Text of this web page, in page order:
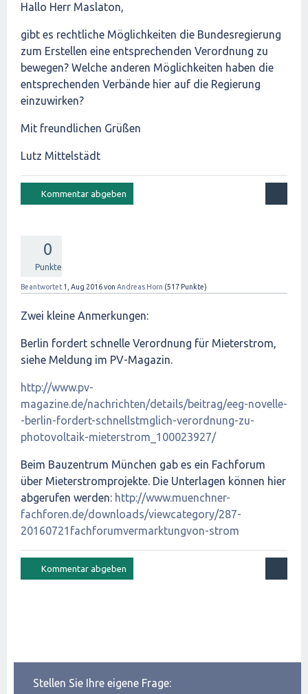
Hallo Herr Maslaton,
gibt es rechtliche Möglichkeiten die Bundesregierung
zum Erstellen eine entsprechenden Verordnung zu
bewegen? Welche anderen Möglichkeiten haben die
entsprechenden Verbände hier auf die Regierung
einzuwirken?
Mit freundlichen Grüßen
Lutz Mittelstädt
0
Punkte
Beantwortet 1, Aug 2016von Andreas Horn (517 Punkte)
Zwei kleine Anmerkungen:
Berlin fordert schnelle Verordnung für Mieterstrom,
siehe Meldung im PV-Magazin.
http://www.pv-
magazine.de/nachrichten/details/beitrag/eeg-novelle-
-berlin-fordert-schnellstmglich-verordnung-zu-
photovoltaik-mieterstrom_100023927/
Beim Bauzentrum München gab es ein Fachforum
über Mieterstromprojekte. Die Unterlagen können hier
abgerufen werden: http://www.muenchner-
fachforen.de/downloads/viewcategory/287-
20160721fachforumvermarktungvon-strom
Stellen Sie Ihre eigene Frage: